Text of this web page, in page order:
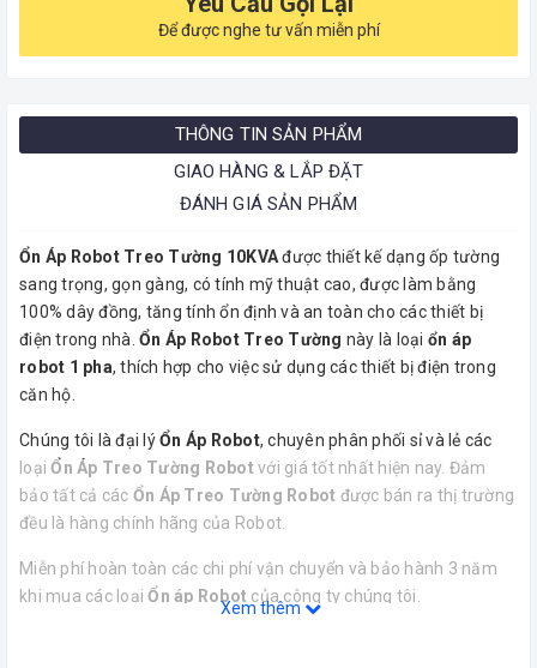
Để được nghe tư vấn miễn phí
THÔNG TIN SẢN PHẨM
GIAO HÀNG & LẮP ĐẶT
ĐÁNH GIÁ SẢN PHẨM
Ổn Áp Robot Treo Tường 10KVAđược thiết kế dạng ốp tường
sang trọng, gọn gàng, có tính mỹ thuật cao, được làm bằng
100% dây đồng, tăng tính ổn định và an toàn cho các thiết bị
điện trong nhà. Ổn Áp Robot Treo Tường này là loại ổn áp
robot 1 pha, thích hợp cho việc sử dụng các thiết bị điện trong
căn hộ.
Chúng tôi là đại lýỔn Áp Robot, chuyên phân phối sỉ và lẻ các
loạiỔn Áp Treo Tường Robot với giá tốt nhất hiện nay. Đảm
bảo tất cả các Ổn Áp Treo Tường Robot được bán ra thị trường
đều là hàng chính hãng của Robot.
Miễn phí hoàn toàn các chi phí vận chuyển và bảo hành 3 năm
khi mua các loạiỔn áp Robot của công ty chúng tôi.
Xem thêm